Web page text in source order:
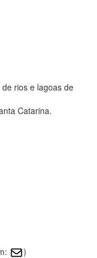
rios e lagoas de
Catarina.
)